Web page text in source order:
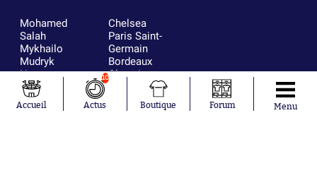
Mohamed
Salah
Mykhailo
Mudryk
Neymar
Khalis Merah
Loïs Openda
Chelsea
Paris Saint-
Germain
Bordeaux
Olympique
Real Madrid
Accueil
10
Actus Boutique Forum Menu